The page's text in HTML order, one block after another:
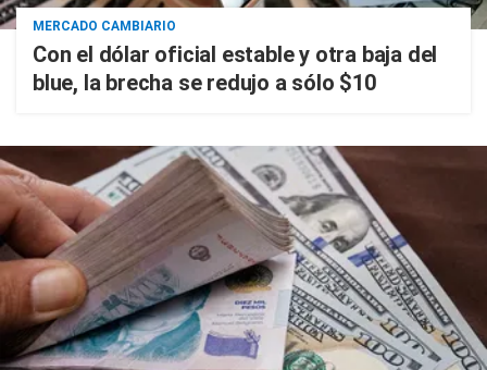
MERCADO CAMBIARIO
Con el dólar oficial estable y otra baja del
blue, la brecha se redujo a sólo $10